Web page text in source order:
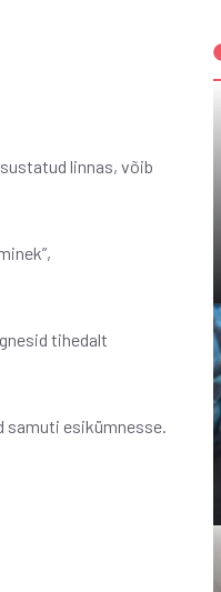
linnas, võib
tihedalt
samuti esikümnesse.